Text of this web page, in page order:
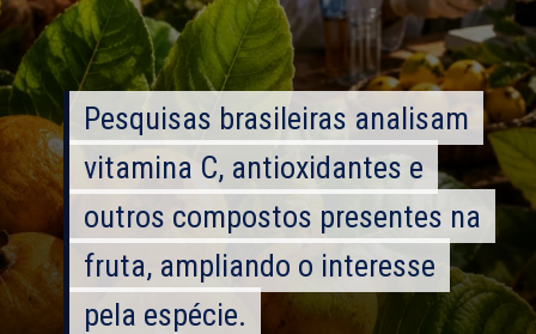
Pesquisas brasileiras analisam
vitamina C, antioxidantes e
outros compostos presentes na
fruta, ampliando o interesse
pela espécie.
Pesquisas brasileiras analisam
vitamina C, antioxidantes e
outros compostos presentes na
fruta, ampliando o interesse
pela espécie.